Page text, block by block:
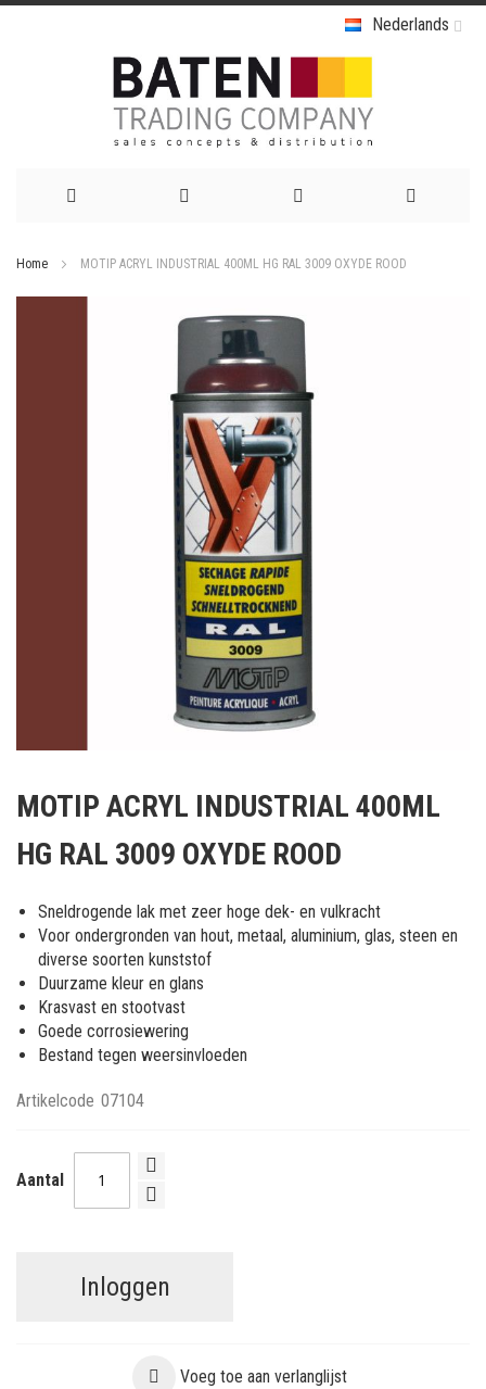
Nederlands
Home MOTIP ACRYL INDUSTRIAL 400ML HG RAL 3009 OXYDE ROOD
het
van
afbeeldingen-
gallerij
MOTIP ACRYL INDUSTRIAL 400ML
HG RAL 3009 OXYDE ROOD
Sneldrogende lak met zeer hoge dek- en vulkracht
Voor ondergronden van hout, metaal, aluminium, glas, steen en
diverse soorten kunststof
Duurzame kleur en glans
Krasvast en stootvast
Goede corrosiewering
Bestand tegen weersinvloeden
Artikelcode 07104
Aantal
Inloggen
Voeg toe aan verlanglijst